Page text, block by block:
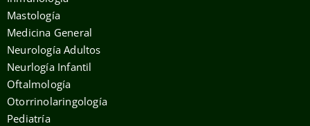
Mastología
Medicina General
Neurología Adultos
Neurlogía Infantil
Oftalmología
Otorrinolaringología
Pediatría